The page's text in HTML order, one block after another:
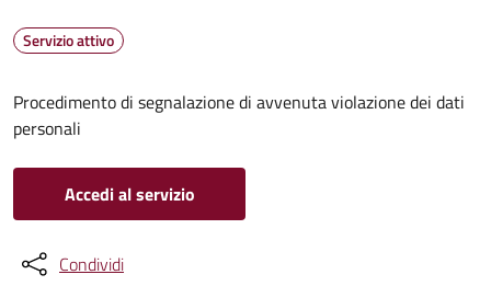
Servizio attivo
Procedimento di segnalazione di avvenuta violazione dei dati
personali
Accedi al servizio
Condividi